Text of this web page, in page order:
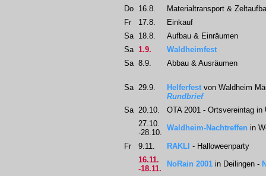
Do 16.8.
Materialtransport &
Fr
17.8.
Einkauf
Sa 18.8.
Aufbau & Einräumen
Sa 1.9.
Waldheimfest
Sa 8.9. Abbau & Ausräumen
Sa 29.9. Helferfest von Waldheim
Rundbrief
Sa 20.10.
OTA 2001 - Ortsvereintag in
27.10.
-28.10.
Waldheim-Nachtreffen in
Fr 9.11. RAKLI - Halloweenparty
16.11.
-18.11.
NoRain 2001 in Deilingen -